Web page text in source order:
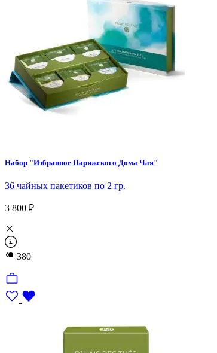
Набор "Избранное Парижского Дома Чая"
36 чайных пакетиков по 2 гр.
3 800 ₽
380